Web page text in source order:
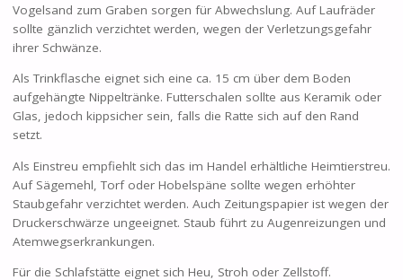
Vogelsand zum Graben sorgen für Abwechslung. Auf Laufräder
sollte gänzlich verzichtet werden, wegen der Verletzungsgefahr
ihrer Schwänze.
Als Trinkflasche eignet sich eine ca. 15 cm über dem Boden
aufgehängte Nippeltränke. Futterschalen sollte aus Keramik oder
Glas, jedoch kippsicher sein, falls die Ratte sich auf den Rand
setzt.
Als Einstreu empfiehlt sich das im Handel erhältliche Heimtierstreu.
Auf Sägemehl, Torf oder Hobelspäne sollte wegen erhöhter
Staubgefahr verzichtet werden. Auch Zeitungspapier ist wegen der
Druckerschwärze ungeeignet. Staub führt zu Augenreizungen und
Atemwegserkrankungen.
Für die Schlafstätte eignet sich Heu, Stroh oder Zellstoff.